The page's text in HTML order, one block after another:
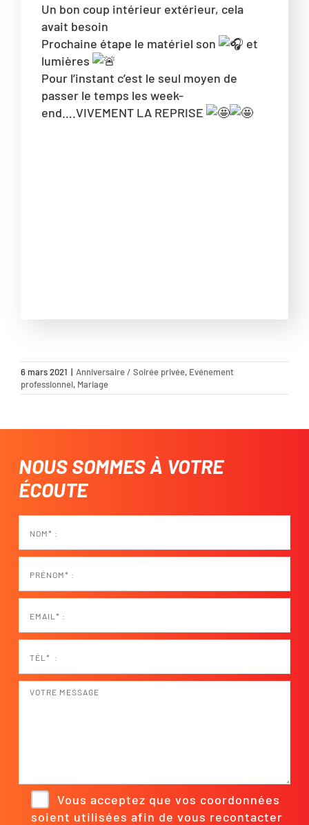
Un bon coup intérieur extérieur, cela
avait besoin
Prochaine étape le matériel son
et
lumières
Pour l’instant c’est le seul moyen de
passer le temps les week-
end….VIVEMENT LA REPRISE
6 mars 2021 | Anniversaire / Soirée privée, Evénement
professionnel, Mariage
NOUS SOMMES À VOTRE
ÉCOUTE
Vous acceptez que vos coordonnées
soient utilisées afin de vous recontacter